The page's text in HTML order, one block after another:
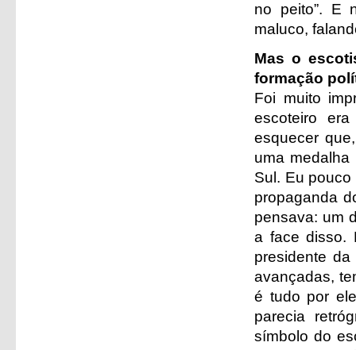
no peito”. E
maluco,
Mas o
formação
Foi muito
escoteiro
esquecer
uma
Sul. Eu
propaganda
pensava: um
a face disso.
presidente
avançadas,
é tudo por
parecia
símbolo do